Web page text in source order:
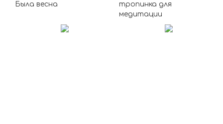
Была весна
тропинка для
медитации